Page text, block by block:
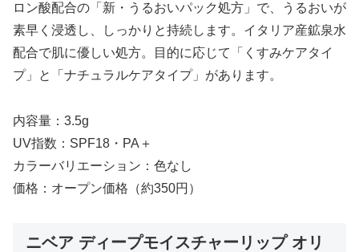
ロン酸配合の「新・うるおいパック処方」で、うるおいが
素早く浸透し、しっかりと持続します。イタリア産鉱泉水
配合で肌に優しい処方。目的に応じて「くすみケアタイ
プ」と「ナチュラルケアタイプ」があります。
内容量：3.5g
UV指数：SPF18・PA＋
カラーバリエーション：色なし
価格：オープン価格（約350円）
ニベア ディープモイスチャーリップ オリ